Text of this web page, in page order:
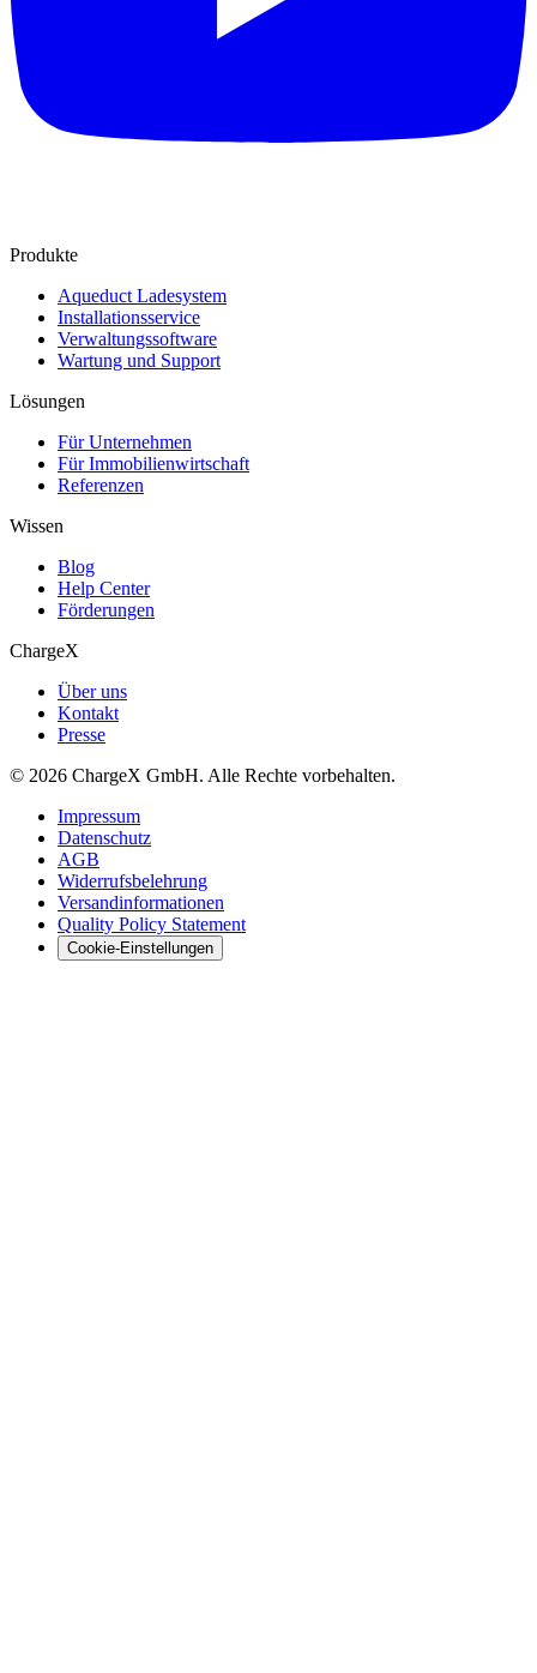
Produkte
Aqueduct Ladesystem
Installationsservice
Verwaltungssoftware
Wartung und Support
Lösungen
Für Unternehmen
Für Immobilienwirtschaft
Referenzen
Wissen
Blog
Help Center
Förderungen
ChargeX
Über uns
Kontakt
Presse
© 2026 ChargeX GmbH. Alle Rechte vorbehalten.
Impressum
Datenschutz
AGB
Widerrufsbelehrung
Versandinformationen
Quality Policy Statement
Cookie-Einstellungen